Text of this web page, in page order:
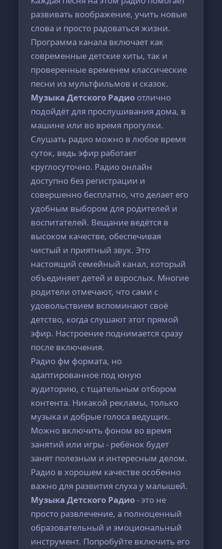
развивать воображение, учить новые
слова и просто радоваться жизни.
Программа канала включает как
современные детские хиты, так и
проверенные временем классические
песни из мультфильмов и сказок.
Музыка Детского Радио отлично
подойдёт для прослушивания дома, в
машине или во время прогулки.
Слушать радио можно в любое время
суток, ведь эфир работает
круглосуточно. Радио онлайн
доступно без регистрации и
совершенно бесплатно, что делает его
удобным выбором для родителей и
воспитателей. Вещание ведётся в
высоком качестве, обеспечивая
чистый и приятный звук. Это
настоящий семейный канал, который
объединяет детей и взрослых. Многие
родители отмечают, что сами с
удовольствием вспоминают своё
детство, когда слушают этот прямой
эфир. Настроение поднимается сразу
после включения.
Радио фм формата, но
адаптированное под юную
аудиторию, с тщательным отбором
контента. Никакой рекламы, только
музыка и добрые голоса ведущих.
Можно включить фоном во время
занятий или игры - ребёнок будет
занят полезным и интересным делом.
Радио в хорошем качестве особенно
важно для развития слуха у малышей.
Музыка Детского Радио- это не
просто развлечение, а полноценный
образовательный и эмоциональный
инструмент. Попробуйте включить его